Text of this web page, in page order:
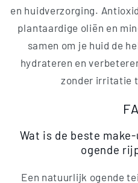
en huidverzorging.
plantaardige oliën en
samen om je huid de
hydrateren en
zonder irritatie
Wat is de beste
ogende
Een natuurlijk ogende